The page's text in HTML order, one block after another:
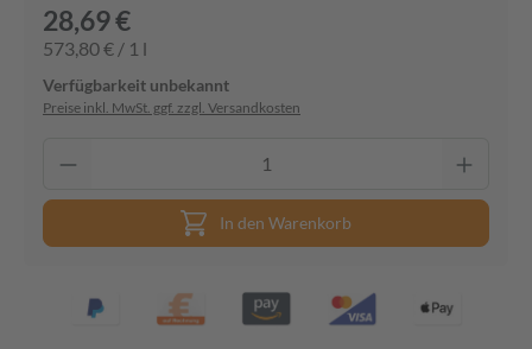
28,69 €
573,80 € / 1 l
Verfügbarkeit unbekannt
Preise inkl. MwSt. ggf. zzgl. Versandkosten
In den Warenkorb